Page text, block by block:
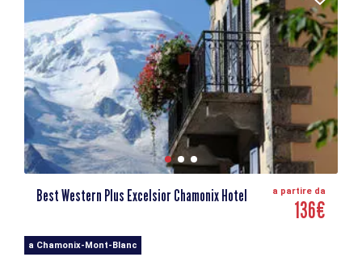
Best Western Plus Excelsior Chamonix Hotel a partire da
136€
a Chamonix-Mont-Blanc